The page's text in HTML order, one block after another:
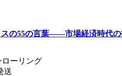
の55の言葉――市場経済時代
ーリング
送